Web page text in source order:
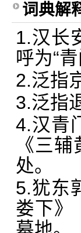
词典解
1.汉长
呼为“青
2.泛指
3.泛指
4.汉青
《三
处。
5.犹东
娄下》